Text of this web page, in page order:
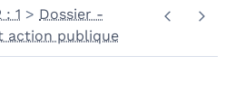
: 1
Dossier -
action publique